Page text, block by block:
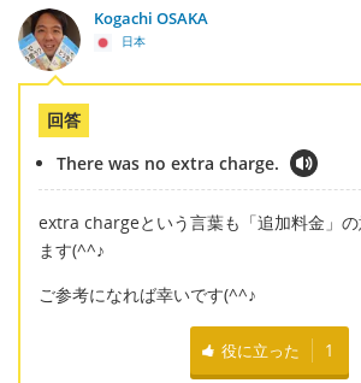
Kogachi OSAKA
日本
回答
There was no extra charge.
extra chargeという言葉も「追加料金」
ます(^^♪
ご参考になれば幸いです(^^♪
役に立った 1